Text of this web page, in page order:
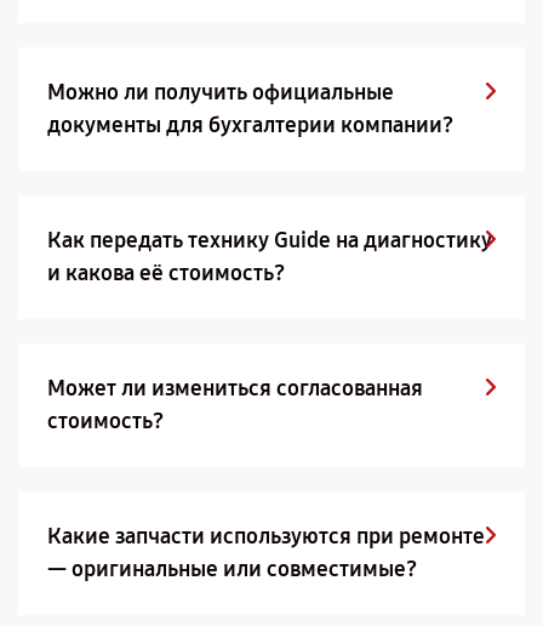
Можно ли получить официальные
документы для бухгалтерии компании?
Как передать технику Guide на диагностику
и какова её стоимость?
Может ли измениться согласованная
стоимость?
Какие запчасти используются при ремонте
— оригинальные или совместимые?